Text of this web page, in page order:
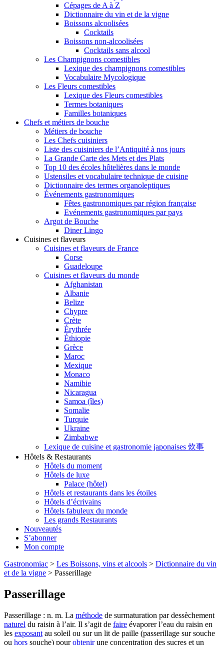
Cépages de A à Z
Dictionnaire du vin et de la vigne
Boissons alcoolisées
Cocktails
Boissons non-alcoolisées
Cocktails sans alcool
Les Champignons comestibles
Lexique des champignons comestibles
Vocabulaire Mycologique
Les Fleurs comestibles
Lexique des Fleurs comestibles
Termes botaniques
Familles botaniques
Chefs et métiers de bouche
Métiers de bouche
Les Chefs cuisiniers
Liste des cuisiniers de l’Antiquité à nos jours
La Grande Carte des Mets et des Plats
Top 10 des écoles hôtelières dans le monde
Ustensiles et vocabulaire technique de cuisine
Dictionnaire des termes organoleptiques
Événements gastronomiques
Fêtes gastronomiques par région française
Evénements gastronomiques par pays
Argot de Bouche
Diner Lingo
Cuisines et flaveurs
Cuisines et flaveurs de France
Corse
Guadeloupe
Cuisines et flaveurs du monde
Afghanistan
Albanie
Belize
Chypre
Crète
Érythrée
Éthiopie
Grèce
Maroc
Mexique
Monaco
Namibie
Nicaragua
Samoa (îles)
Somalie
Turquie
Ukraine
Zimbabwe
Lexique de cuisine et gastronomie japonaises 炊事
Hôtels & Restaurants
Hôtels du moment
Hôtels de luxe
Palace (hôtel)
Hôtels et restaurants dans les étoiles
Hôtels d’écrivains
Hôtels fabuleux du monde
Les grands Restaurants
Nouveautés
S’abonner
Mon compte
Gastronomiac > Les Boissons, vins et alcools > Dictionnaire du vin
et de la vigne > Passerillage
Passerillage
Passerillage : n. m. La méthode de surmaturation par dessèchement
naturel du raisin à l’air. Il s’agit de faire évaporer l’eau du raisin en
les exposant au soleil ou sur un lit de paille (passerillage sur souche
ou hors souche) pourobtenirune concentration des sucres et un